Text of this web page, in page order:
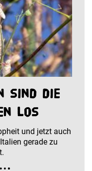
sind die
los
und jetzt auch
gerade zu